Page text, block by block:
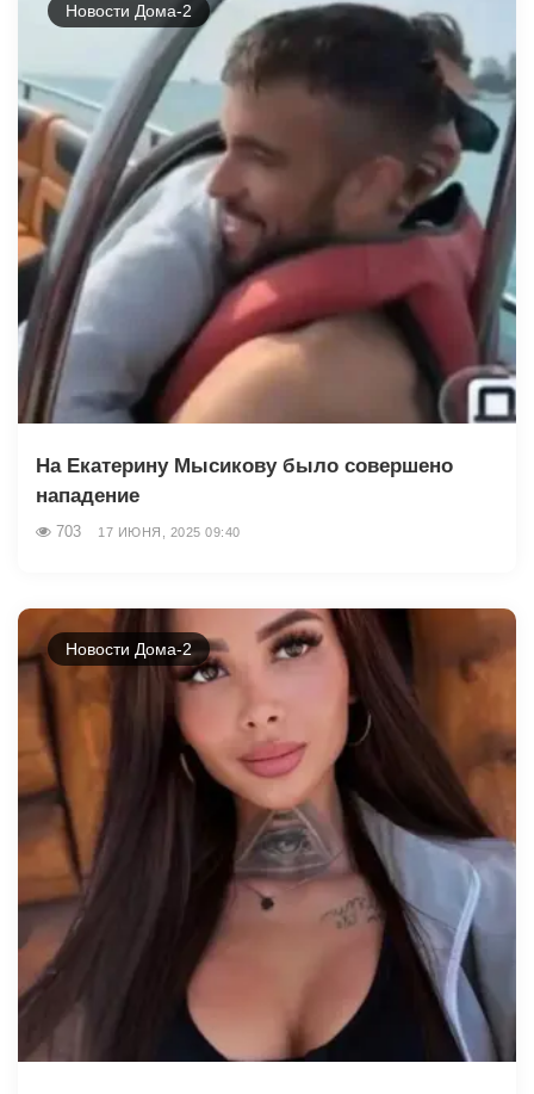
Новости Дома-2
На Екатерину Мысикову было совершено
нападение
703 17 ИЮНЯ, 2025 09:40
Новости Дома-2